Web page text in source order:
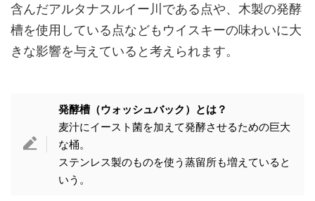
含んだアルタナスルイー川である点や、木製の発酵
槽を使用している点などもウイスキーの味わいに大
きな影響を与えていると考えられます。
発酵槽（ウォッシュバック）とは？
麦汁にイースト菌を加えて発酵させるための巨大
な桶。
ステンレス製のものを使う蒸留所も増えていると
いう。